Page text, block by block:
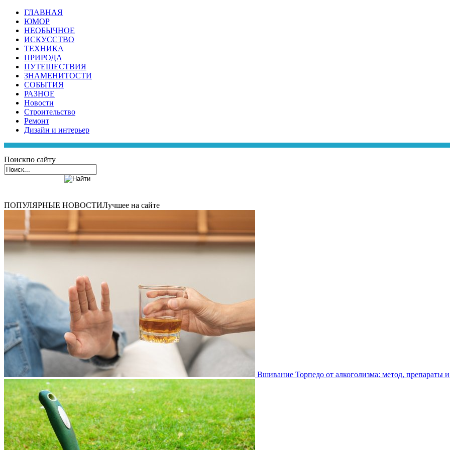
ГЛАВНАЯ
ЮМОР
НЕОБЫЧНОЕ
ИСКУССТВО
ТЕХНИКА
ПРИРОДА
ПУТЕШЕСТВИЯ
ЗНАМЕНИТОСТИ
СОБЫТИЯ
РАЗНОЕ
Новости
Строительство
Ремонт
Дизайн и интерьер
Поискпо сайту
ПОПУЛЯРНЫЕ НОВОСТИЛучшее на сайте
Вшивание Торпедо от алкоголизма: метод, препараты